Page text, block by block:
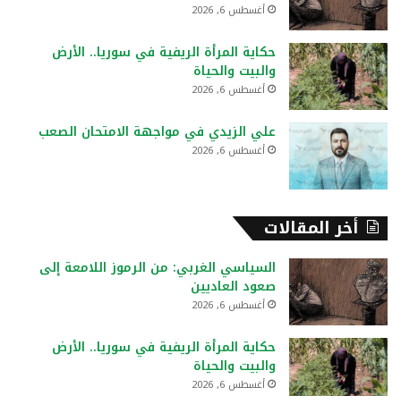
أغسطس 6, 2026
حكاية المرأة الريفية في سوريا.. الأرض
والبيت والحياة
أغسطس 6, 2026
علي الزيدي في مواجهة الامتحان الصعب
أغسطس 6, 2026
أخر المقالات
السياسي الغربي: من الرموز اللامعة إلى
صعود العاديين
أغسطس 6, 2026
حكاية المرأة الريفية في سوريا.. الأرض
والبيت والحياة
أغسطس 6, 2026